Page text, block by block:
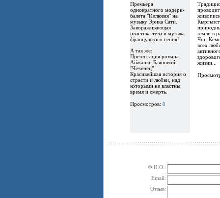
Премьера
однократного модерн-
балета "Иллюзия" на
музыку Эрика Сати.
Завораживающая
пластика тела и музыка
французского гения!
А так же:
Презентация романа
Айжанки Баяновой
"Чеченец"
Красивейшая история о
страсти и любви, над
которыми не властны
время и смерть.
Просмотров: 0
земли в
Чон-
всех
жизни...
Ф.И.О.:
Email:
Отзыв: